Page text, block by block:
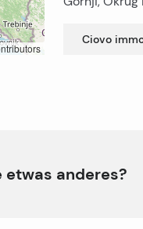
Ciovo
etwas anderes?